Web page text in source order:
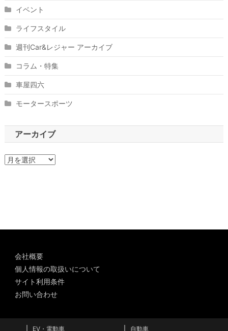
イベント
ライフスタイル
週刊Car&レジャー アーカイブ
コラム・特集
車屋四六
モータースポーツ
アーカイブ
ア
会社概要
個人情報の取扱いについて
サイト利用条件
お問い合わせ
EV・電動車 自動車